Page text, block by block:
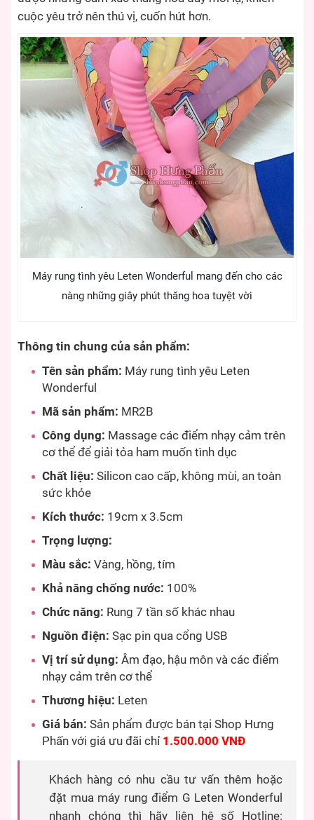
cuộc yêu trở nên thú vị, cuốn hút hơn.
Máy rung tình yêu Leten Wonderful mang đến cho các
nàng những giây phút thăng hoa tuyệt vời
Thông tin chung của sản phẩm:
Tên sản phẩm: Máy rung tình yêu Leten
Wonderful
Mã sản phẩm: MR2B
Công dụng: Massage các điểm nhạy cảm trên
cơ thể để giải tỏa ham muốn tình dục
Chất liệu: Silicon cao cấp, không mùi, an toàn
sức khỏe
Kích thước: 19cm x 3.5cm
Trọng lượng:
Màu sắc: Vàng, hồng, tím
Khả năng chống nước: 100%
Chức năng: Rung 7 tần số khác nhau
Nguồn điện: Sạc pin qua cổng USB
Vị trí sử dụng: Âm đạo, hậu môn và các điểm
nhạy cảm trên cơ thể
Thương hiệu: Leten
Giá bán: Sản phẩm được bán tại Shop Hưng
Phấn với giá ưu đãi chỉ 1.500.000 VNĐ
Khách hàng có nhu cầu tư vấn thêm hoặc
đặt mua máy rung điểm G Leten Wonderful
nhanh chóng thì hãy liên hệ số Hotline: